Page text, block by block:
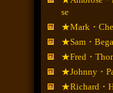
se
★Mark・
★Sam・
★Fred・
★Johnny・
★Richard・